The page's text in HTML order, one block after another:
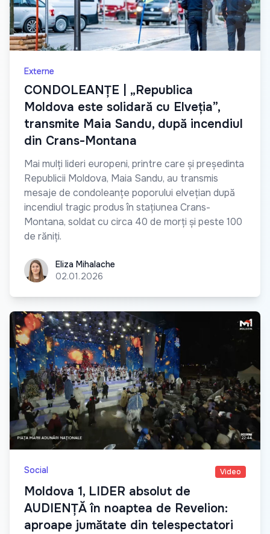
Externe
CONDOLEANȚE | „Republica
Moldova este solidară cu Elveția”,
transmite Maia Sandu, după incendiul
din Crans-Montana
Mai mulți lideri europeni, printre care și președinta
Republicii Moldova, Maia Sandu, au transmis
mesaje de condoleanțe poporului elvețian după
incendiul tragic produs în stațiunea Crans-
Montana, soldat cu circa 40 de morți și peste 100
de răniți.
Eliza Mihalache
Eliza Mihalache
02.01.2026
Social Video
Moldova 1, LIDER absolut de
AUDIENȚĂ în noaptea de Revelion:
aproape jumătate din telespectatori